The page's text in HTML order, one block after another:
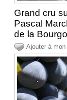
Grand cru
Pascal
de la
Ajouter à